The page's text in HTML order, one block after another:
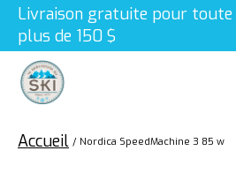
Livraison gratuite pour toute
plus de 150 $
Accueil / Nordica SpeedMachine 3 85 w